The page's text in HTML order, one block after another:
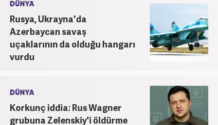
DÜNYA
Rusya, Ukrayna'da
Azerbaycan savaş
uçaklarının da olduğu hangarı
vurdu
DÜNYA
Korkunç iddia: Rus Wagner
grubuna Zelenskiy'i öldürme